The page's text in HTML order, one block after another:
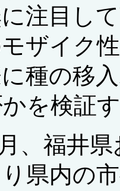
注目し
ザイク
種の移
を検証
、福井
県内の